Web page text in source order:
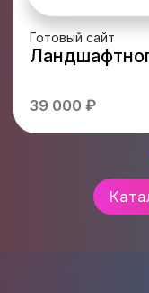
Готовый сайт
39 000 ₽